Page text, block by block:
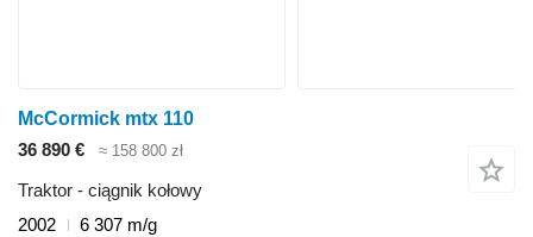
McCormick mtx 110
36 890 €
≈ 158 800 zł
Traktor - ciągnik kołowy
2002
6 307 m/g